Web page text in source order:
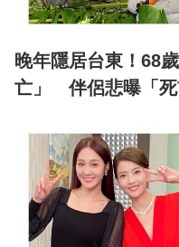
晚年隱居台東！68
亡」 伴侶悲曝「死